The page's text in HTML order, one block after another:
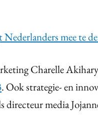
mee te
Charelle
. Ook strategie- en
directeur media